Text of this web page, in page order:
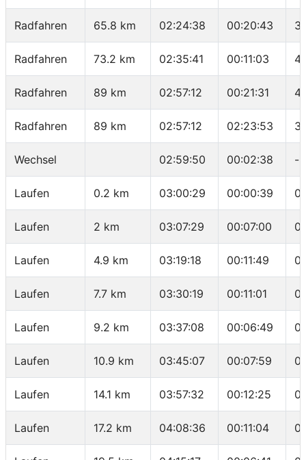
Radfahren 65.8 km 02:24:38 00:20:43
Radfahren 73.2 km 02:35:41 00:11:03
Radfahren 89 km 02:57:12 00:21:31
Radfahren 89 km 02:57:12 02:23:53
Wechsel 02:59:50 00:02:38 -
Laufen 0.2 km 03:00:29 00:00:39
Laufen 2 km 03:07:29 00:07:00
Laufen 4.9 km 03:19:18 00:11:49
Laufen 7.7 km 03:30:19 00:11:01
Laufen 9.2 km 03:37:08 00:06:49
Laufen 10.9 km 03:45:07 00:07:59
Laufen 14.1 km 03:57:32 00:12:25
Laufen 17.2 km 04:08:36 00:11:04